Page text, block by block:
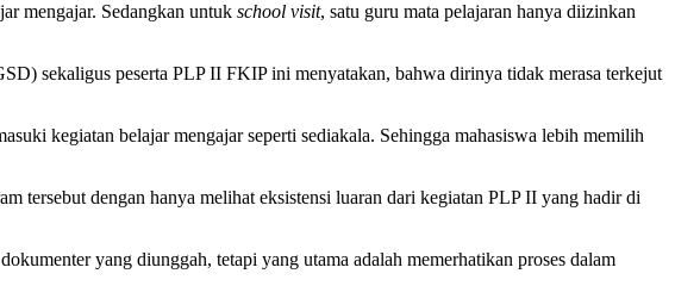
mengajar. Sedangkan untuk school visit, satu guru mata pelajaran hanya diizinkan
sekaligus peserta PLP II FKIP ini menyatakan, bahwa dirinya tidak merasa terkejut
kegiatan belajar mengajar seperti sediakala. Sehingga mahasiswa lebih memilih
tersebut dengan hanya melihat eksistensi luaran dari kegiatan PLP II yang hadir di
yang diunggah, tetapi yang utama adalah memerhatikan proses dalam